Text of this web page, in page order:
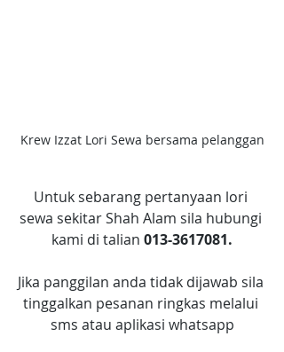
Krew Izzat Lori Sewa bersama pelanggan
Untuk sebarang pertanyaan lori
sewa sekitar Shah Alam sila hubungi
kami di talian 013-3617081.
Jika panggilan anda tidak dijawab sila
tinggalkan pesanan ringkas melalui
sms atau aplikasi whatsapp